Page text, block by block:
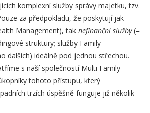
komplexní služby správy majetku, tzv.
za předpokladu, že poskytují jak
Management), tak nefinanční služby(=
struktury; služby Family
dalších) ideálně pod jednou střechou.
s naší společností Multi Family
tohoto přístupu, který
trzích úspěšně funguje již několik